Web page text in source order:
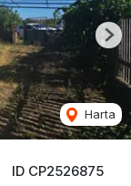
ID CP2526875
Harta